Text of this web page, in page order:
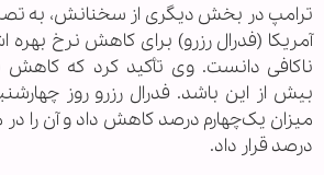
ترامپ در بخش دیگری از سخنانش، به
آمریکا (فدرال رزرو) برای کاهش نرخ بهره
ناکافی دانست. وی تأکید کرد که کاهش
بیش از این باشد. فدرال رزرو روز
درصد قرار داد.